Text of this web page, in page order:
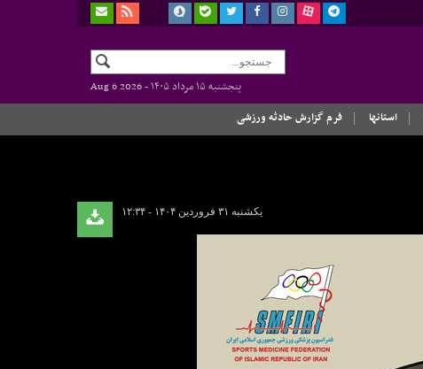
پنجشنبه ۱۵ مرداد ۱۴۰۵ -
Aug 6 2026
استانها فرم گزارش حادثه ورزشی
یکشنبه ۳۱ فروردین ۱۴۰۴ - ۱۲:۳۴